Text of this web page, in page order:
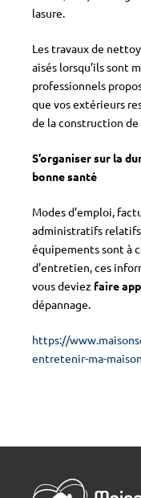
lasure.
Les travaux de
aisés lorsqu’ils sont
professionnels
que vos extérieurs
de la construction
S’organiser sur la
bonne santé
Modes d’emploi,
administratifs
équipements sont à
d’entretien, ces
vous deviez faire
dépannage.
https://
entretenir-ma-